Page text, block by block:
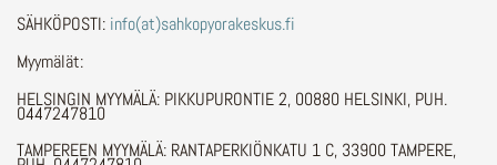
SÄHKÖPOSTI: info(at)sahkopyorakeskus.fi
Myymälät:
HELSINGIN MYYMÄLÄ: PIKKUPURONTIE 2, 00880 HELSINKI, PUH.
0447247810
TAMPEREEN MYYMÄLÄ: RANTAPERKIÖNKATU 1 C, 33900 TAMPERE,